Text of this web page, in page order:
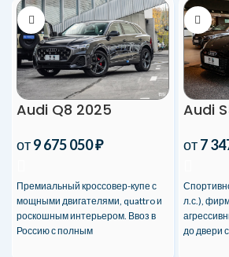
Audi Q8 2025
от9 675 050₽
Премиальный кроссовер-купе с
мощными двигателями, quattro и
роскошным интерьером. Ввоз в
Россию с полным
Audi
от7
л.с.),
до двери